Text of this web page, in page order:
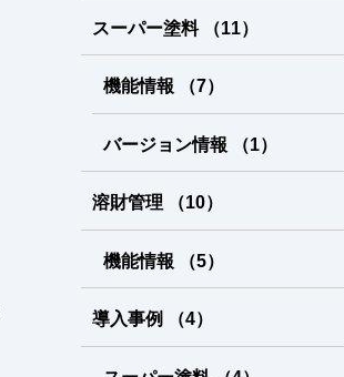
スーパー塗料 （11）
機能情報 （7）
バージョン情報 （1）
溶財管理 （10）
機能情報 （5）
導入事例 （4）